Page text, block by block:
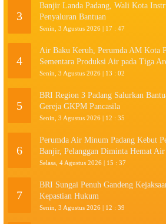
3
Banjir Landa Padang, Wali Kota
Penyaluran Bantuan
Senin, 3 Agustus 2026 | 17 : 47
4
Air Baku Keruh, Perumda AM Kota
Sementara Produksi Air pada Tiga
Senin, 3 Agustus 2026 | 13 : 02
5
BRI Region 3 Padang Salurkan
Gereja GKPM Pancasila
Senin, 3 Agustus 2026 | 12 : 35
6
Perumda Air Minum Padang Kebut
Banjir, Pelanggan Diminta Hemat Air
Selasa, 4 Agustus 2026 | 15 : 37
7
BRI Sungai Penuh Gandeng
Kepastian Hukum
Senin, 3 Agustus 2026 | 12 : 39